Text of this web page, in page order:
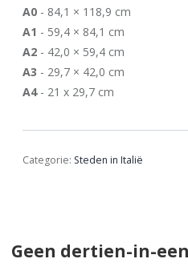
A0 - 84,1 × 118,9 cm
A1 - 59,4 × 84,1 cm
A2 - 42,0 × 59,4 cm
A3 - 29,7 × 42,0 cm
A4- 21 x 29,7 cm
Categorie: Steden in Italië
Geen dertien-in-